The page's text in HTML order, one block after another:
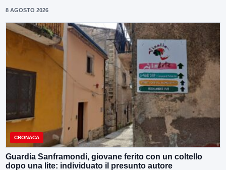
8 AGOSTO 2026
CRONACA
Guardia Sanframondi, giovane ferito con un coltello
dopo una lite: individuato il presunto autore